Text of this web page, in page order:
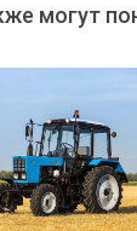
могут